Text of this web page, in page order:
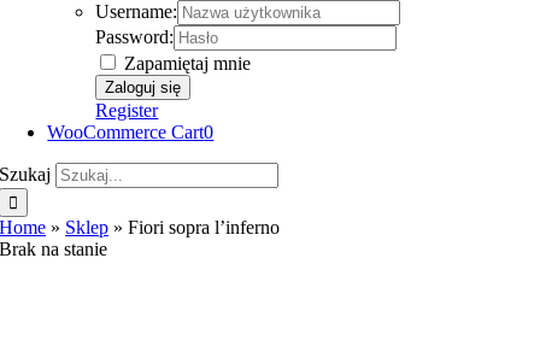
Username:
Password:
Zapamiętaj mnie
Register
WooCommerce Cart0
Szukaj
Home » Sklep »Fiori sopra l’inferno
Brak na stanie